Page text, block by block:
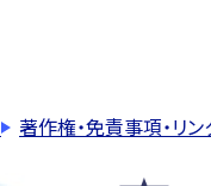
著作権・免責事項・リン